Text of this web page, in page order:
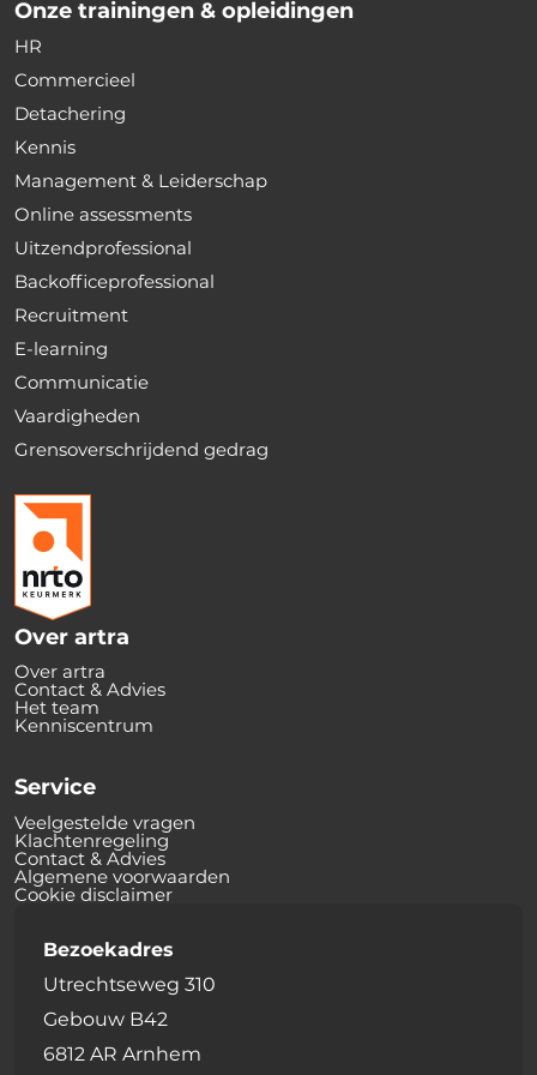
Onze trainingen & opleidingen
HR
Commercieel
Detachering
Kennis
Management & Leiderschap
Online assessments
Uitzendprofessional
Backofficeprofessional
Recruitment
E-learning
Communicatie
Vaardigheden
Grensoverschrijdend gedrag
Over artra
Over artra
Contact & Advies
Het team
Kenniscentrum
Service
Veelgestelde vragen
Klachtenregeling
Contact & Advies
Algemene voorwaarden
Cookie disclaimer
Bezoekadres
Utrechtseweg 310
Gebouw B42
6812 AR Arnhem